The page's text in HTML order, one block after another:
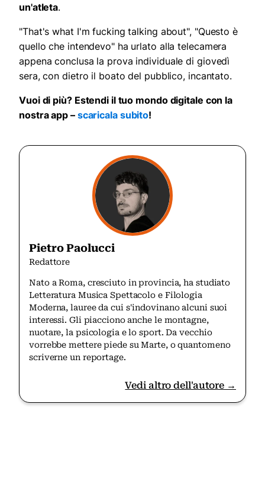
un'atleta.
"That's what I'm fucking talking about", "Questo è
quello che intendevo" ha urlato alla telecamera
appena conclusa la prova individuale di giovedì
sera, con dietro il boato del pubblico, incantato.
Vuoi di più? Estendi il tuo mondo digitale con la
nostra app – scaricala subito!
Pietro Paolucci
Redattore
Nato a Roma, cresciuto in provincia, ha studiato
Letteratura Musica Spettacolo e Filologia
Moderna, lauree da cui s'indovinano alcuni suoi
interessi. Gli piacciono anche le montagne,
nuotare, la psicologia e lo sport. Da vecchio
vorrebbe mettere piede su Marte, o quantomeno
scriverne un reportage.
Vedi altro dell'autore →